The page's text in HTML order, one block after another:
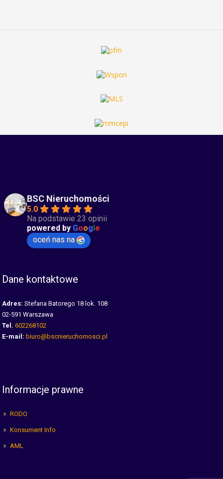
BSC Nieruchomości
5.0
Na podstawie 23 opinii
powered by Google
oceń nas na
Dane kontaktowe
Adres: Stefana Batorego 18 lok. 108
02-591 Warszawa
Tel. 602268102
E-mail: biuro@bscnieruchomosci.pl
Informacje prawne
RODO
Konsument Info
AML